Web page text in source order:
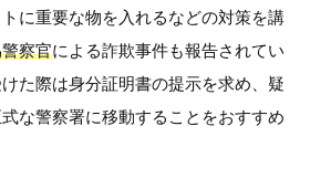
に重要な物を入れるなどの対策を講
察官による詐欺事件も報告されてい
た際は身分証明書の提示を求め、疑
な警察署に移動することをおすすめ